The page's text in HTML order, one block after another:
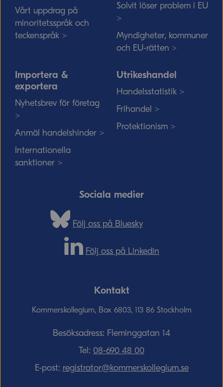
Vårt uppdrag på
minoritetsspråk och
teckenspråk >
Solvit löser problem i EU
>
Myndigheter, kommuner
och EU-rätten >
Importera &
exportera
Nyhetsbrev för företag
>
Anmäl handelshinder >
Internationella
sanktioner >
Utrikeshandel
Handelsstatistik >
Frihandel >
Protektionism >
Sociala medier
Följ oss på Bluesky
Följ oss på Linkedin
Kontakt
Kommerskollegium, Box 6803, 113 86 Stockholm
Besöksadress: Fleminggatan 14
Tel: 08-690­ 48­ 00
E-post: registrator@kommerskollegium.se